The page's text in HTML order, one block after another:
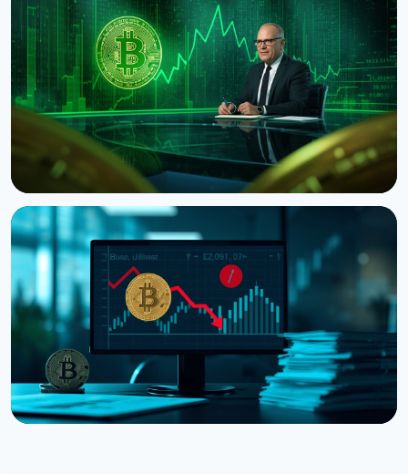
Bitcoin показує death cross попри стрибок до $65
300 на даних США
8 серпня 2026 р.5 хв читання
Ведучий CNBC Джим Крамер продає Bitcoin через
квантову загрозу від IBM
5 серпня 2026 р. 4 хв читання